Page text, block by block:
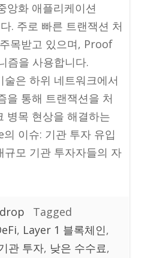
앙화 애플리케이션
. 주로 빠른 트랜잭션 처
목받고 있으며, Proof
즘을 사용합니다.
은 하위 네트워크에서
을 통해 트랜잭션을 처
병목 현상을 해결하는
이슈: 기관 투자 유입
모 기관 투자자들의 자
Tagged
, Layer 1 블록체인,
관 투자, 낮은 수수료,